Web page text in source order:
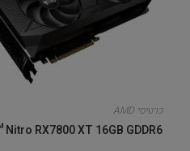
כרטיסי AMD
RX7800 XT 16GB GDDR6